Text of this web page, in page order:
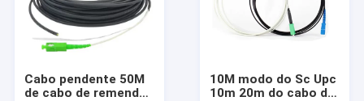
Cabo pendente 50M
de cabo de remendo
10M modo do Sc Upc
10m 20m do cabo de